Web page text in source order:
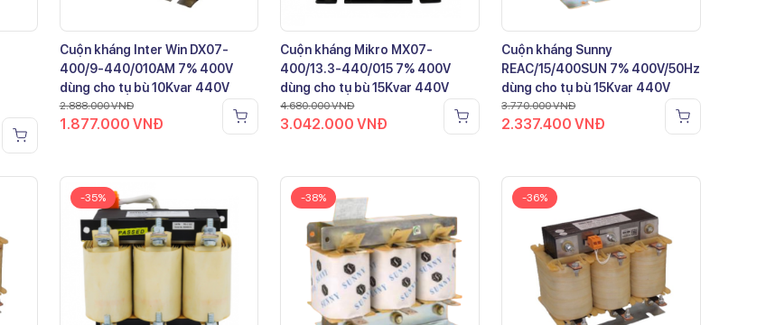
Cuộn kháng Inter Win DX07-
400/9-440/010AM 7% 400V
dùng cho tụ bù 10Kvar 440V
2.888.000VNĐ
1.877.000 VNĐ
Cuộn kháng Mikro MX07-
400/13.3-440/015 7% 400V
dùng cho tụ bù 15Kvar 440V
4.680.000VNĐ
3.042.000VNĐ
Cuộn kháng Sunny
REAC/15/400SUN 7% 400V/50Hz
dùng cho tụ bù 15Kvar 440V
3.770.000VNĐ
2.337.400VNĐ
-35% -38% -36%